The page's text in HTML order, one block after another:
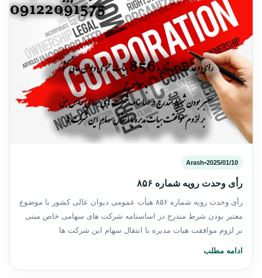
2025/01/10
•
Arash
رأی وحدت رویه شماره ۸۵۶
رأی وحدت رویه شماره ۸۵۶ هیأت عمومی دیوان عالی كشور با موضوع
معتبر بودن شرط مندرج در اساسنامه شرکت های سهامی خاص مبنی
بر لزوم موافقت هیات مدیره با انتقال سهام این شرکت ها
ادامه مطلب